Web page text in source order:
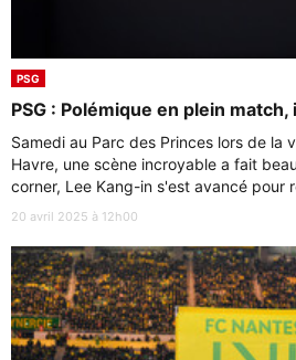
PSG
PSG : Polémique en plein match,
Samedi au Parc des Princes lors de la
Havre, une scène incroyable a fait
corner, Lee Kang-in s'est avancé pour
20 avril 2025 à 12h00